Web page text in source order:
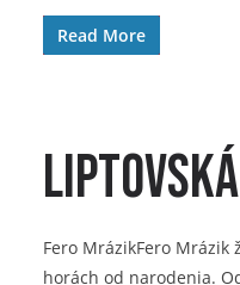
Read More
Fero MrázikFero Mrázik
horách od narodenia.